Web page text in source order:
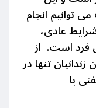
توانیم انجام
عادی،
فرد است. از
تنها در
با